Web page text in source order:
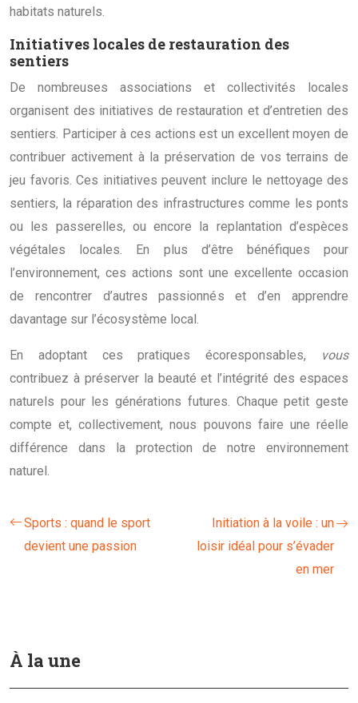
habitats naturels.
Initiatives locales de restauration des
sentiers
De nombreuses associations et collectivités locales
organisent des initiatives de restauration et d’entretien des
sentiers. Participer à ces actions est un excellent moyen de
contribuer activement à la préservation de vos terrains de
jeu favoris. Ces initiatives peuvent inclure le nettoyage des
sentiers, la réparation des infrastructures comme les ponts
ou les passerelles, ou encore la replantation d’espèces
végétales locales. En plus d’être bénéfiques pour
l’environnement, ces actions sont une excellente occasion
de rencontrer d’autres passionnés et d’en apprendre
davantage sur l’écosystème local.
En adoptant ces pratiques écoresponsables,
vous
contribuez à préserver la beauté et l’intégrité des espaces
naturels pour les générations futures. Chaque petit geste
compte et, collectivement, nous pouvons faire une réelle
différence dans la protection de notre environnement
naturel.
Sports : quand le sport
devient une passion
Initiation à la voile : un
loisir idéal pour s’évader
en mer
À la une